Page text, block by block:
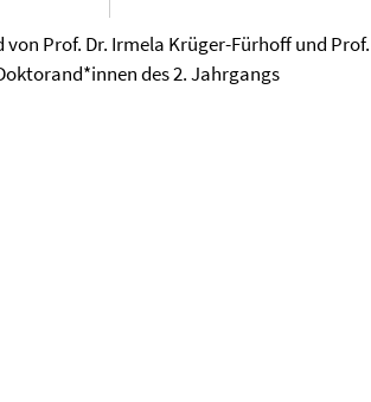
Prof. Dr. Irmela Krüger-Fürhoff und Prof.
des 2. Jahrgangs